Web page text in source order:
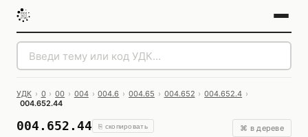
УДК › 0 › 00 › 004 › 004.6 › 004.65 › 004.652 › 004.652.4 ›
004.652.44
004.652.44 ⎘ скопировать ⌘ в дереве